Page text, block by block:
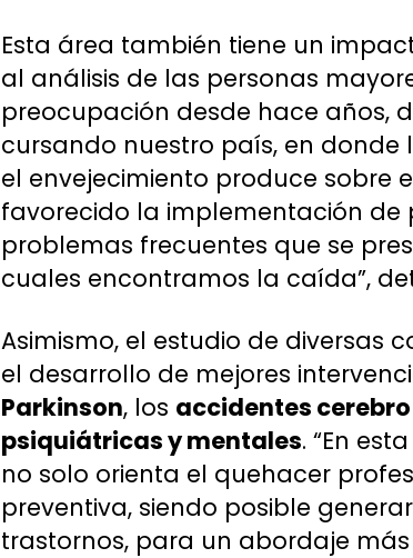
Esta área también tiene un
al análisis de las personas
preocupación desde hace años,
cursando nuestro país, en
el envejecimiento produce sobre
favorecido la implementación
problemas frecuentes que se
cuales encontramos la caída”,
Asimismo, el estudio de diversas
el desarrollo de mejores
Parkinson, los accidentes
psiquiátricas y mentales. “En
no solo orienta el quehacer
preventiva, siendo posible
trastornos, para un abordaje más